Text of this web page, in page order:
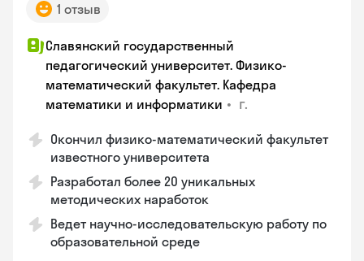
1 отзыв
Славянский государственный
педагогический университет. Физико-
математический факультет. Кафедра
математики и информатики • г.
Окончил физико-математический факультет
известного университета
Разработал более 20 уникальных
методических наработок
Ведет научно-исследовательскую работу по
образовательной среде